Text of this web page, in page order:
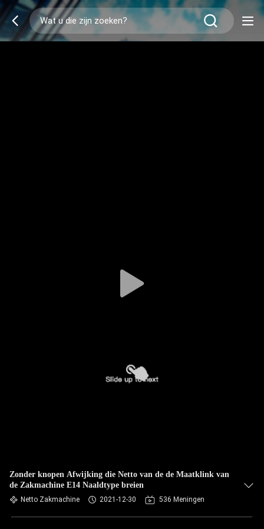
Zonder knopen Afwijking die Netto van de de Maatklink van
de Zakmachine E14 Naaldtype breien
Netto Zakmachine 2021-12-30 536 Meningen